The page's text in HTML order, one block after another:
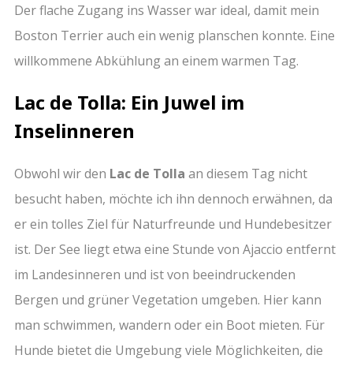
Der flache Zugang ins Wasser war ideal, damit mein
Boston Terrier auch ein wenig planschen konnte. Eine
willkommene Abkühlung an einem warmen Tag.
Lac de Tolla: Ein Juwel im
Inselinneren
Obwohl wir den Lac de Tolla an diesem Tag nicht
besucht haben, möchte ich ihn dennoch erwähnen, da
er ein tolles Ziel für Naturfreunde und Hundebesitzer
ist. Der See liegt etwa eine Stunde von Ajaccio entfernt
im Landesinneren und ist von beeindruckenden
Bergen und grüner Vegetation umgeben. Hier kann
man schwimmen, wandern oder ein Boot mieten. Für
Hunde bietet die Umgebung viele Möglichkeiten, die